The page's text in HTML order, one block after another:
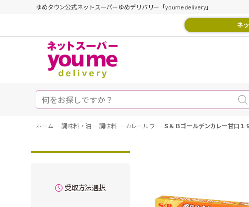
ゆめタウン公式ネットスーパーゆめデリバリー「youme delivery」
ネ
ホーム -調味料・油 -調味料 - カレールウ - Ｓ＆Ｂゴールデンカレー甘口１
受取方法選択